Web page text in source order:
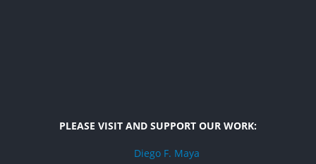
PLEASE VISIT AND SUPPORT OUR WORK:
Diego F. Maya